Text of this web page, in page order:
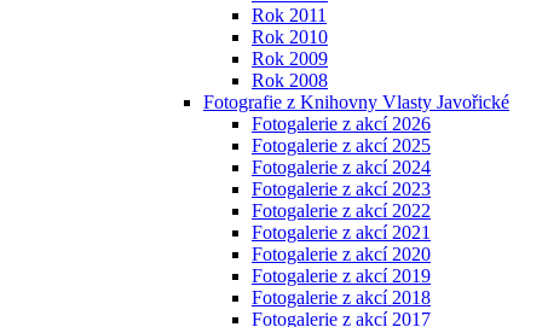
Rok 2011
Rok 2010
Rok 2009
Rok 2008
Fotografie z Knihovny Vlasty Javořické
Fotogalerie z akcí 2026
Fotogalerie z akcí 2025
Fotogalerie z akcí 2024
Fotogalerie z akcí 2023
Fotogalerie z akcí 2022
Fotogalerie z akcí 2021
Fotogalerie z akcí 2020
Fotogalerie z akcí 2019
Fotogalerie z akcí 2018
Fotogalerie z akcí 2017